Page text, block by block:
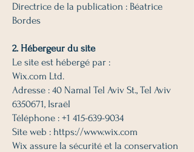
Directrice de la publication : Béatrice
Bordes
2. Hébergeur du site
Le site est hébergé par :
Wix.com Ltd.
Adresse : 40 Namal Tel Aviv St., Tel Aviv
6350671, Israël
Téléphone : +1 415-639-9034
Site web : https://www.wix.com
Wix assure la sécurité et la conservation